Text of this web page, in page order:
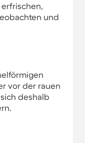
und
vor der rauen
deshalb